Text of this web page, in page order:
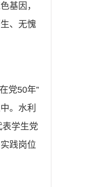
基因，
、无愧
党50年”
。水利
表学生党
践岗位